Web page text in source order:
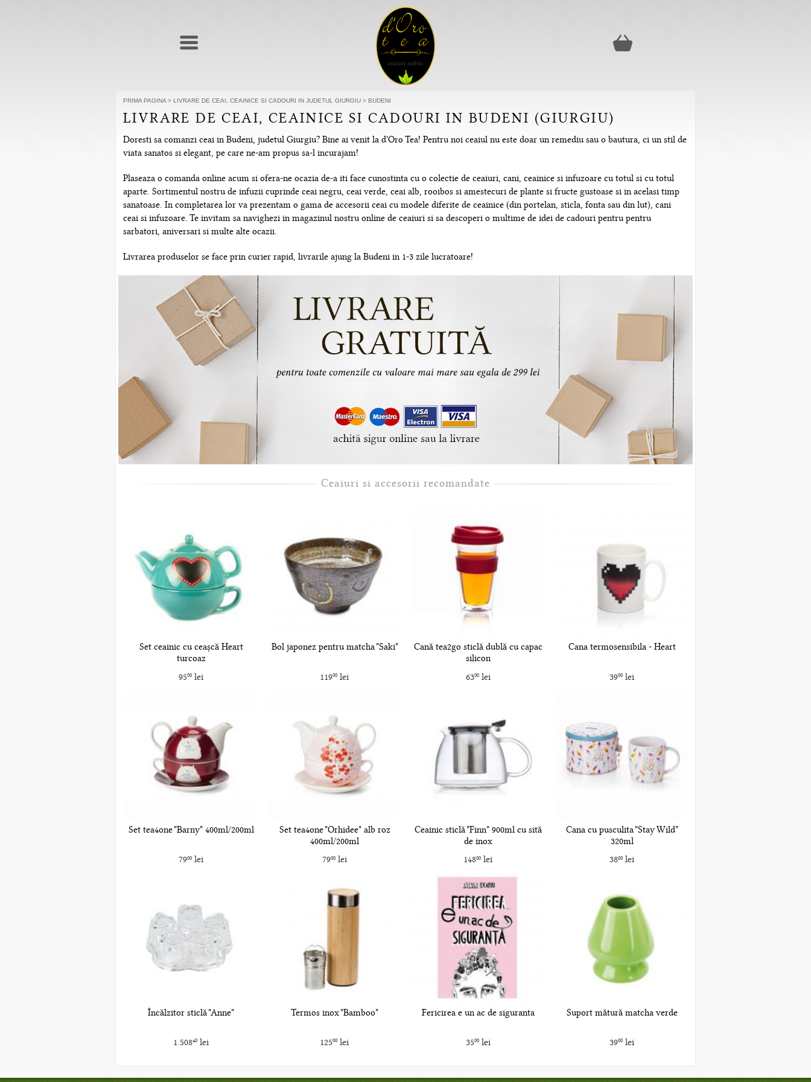
PRIMA PAGINA > LIVRARE DE CEAI, CEAINICE SI CADOURI IN JUDETUL GIURGIU > BUDENI
LIVRARE DE CEAI, CEAINICE SI CADOURI IN BUDENI (GIURGIU)
Doresti sa comanzi ceai in Budeni, judetul Giurgiu? Bine ai venit la d'Oro Tea! Pentru noi ceaiul nu este doar un remediu sau o bautura, ci un stil de
viata sanatos si elegant, pe care ne-am propus sa-l incurajam!
Plaseaza o comanda online acum si ofera-ne ocazia de-a iti face cunostinta cu o colectie de ceaiuri, cani, ceainice si infuzoare cu totul si cu totul
aparte. Sortimentul nostru de infuzii cuprinde ceai negru, ceai verde, ceai alb, rooibos si amestecuri de plante si fructe gustoase si in acelasi timp
sanatoase. In completarea lor va prezentam o gama de accesorii ceai cu modele diferite de ceainice (din portelan, sticla, fonta sau din lut), cani
ceai si infuzoare. Te invitam sa navighezi in magazinul nostru online de ceaiuri si sa descoperi o multime de idei de cadouri pentru pentru
sarbatori, aniversari si multe alte ocazii.
Livrarea produselor se face prin curier rapid, livrarile ajung la Budeni in 1-3 zile lucratoare!
Ceaiuri si accesorii recomandate
Set ceainic cu ceașcă Heart
turcoaz
9500lei
Bol japonez pentru matcha "Saki"
11900 lei
Cană tea2go sticlă dublă cu capac
silicon
6300lei
Cana termosensibila - Heart
3900lei
Set tea4one "Barny" 400ml/200ml
7900lei
Set tea4one "Orhidee" alb roz
400ml/200ml
7900lei
Ceainic sticlă "Finn" 900ml cu sită
de inox
14800 lei
Cana cu pusculita "Stay Wild"
320ml
3800lei
Încălzitor sticlă "Anne"
1.50840lei
Termos inox "Bamboo"
12500 lei
Fericirea e un ac de siguranta
3500lei
Suport mătură matcha verde
3900lei